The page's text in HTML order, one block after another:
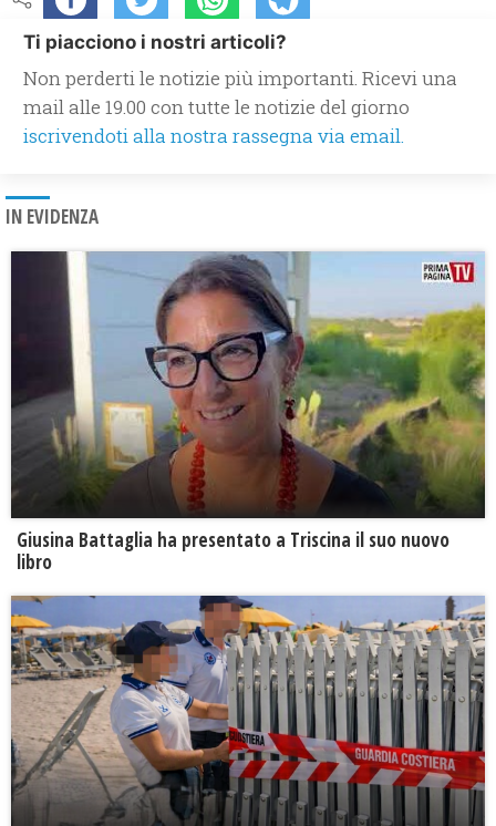
Ti piacciono i nostri articoli?
Non perderti le notizie più importanti. Ricevi una
mail alle 19.00 con tutte le notizie del giorno
iscrivendoti alla nostra rassegna via email.
IN EVIDENZA
Giusina Battaglia ha presentato a Triscina il suo nuovo
libro